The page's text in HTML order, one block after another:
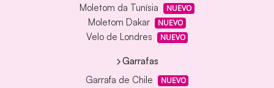
Moletom da Tunísia NUEVO
Moletom Dakar NUEVO
Velo de Londres NUEVO
Garrafas
Garrafa de Chile
NUEVO